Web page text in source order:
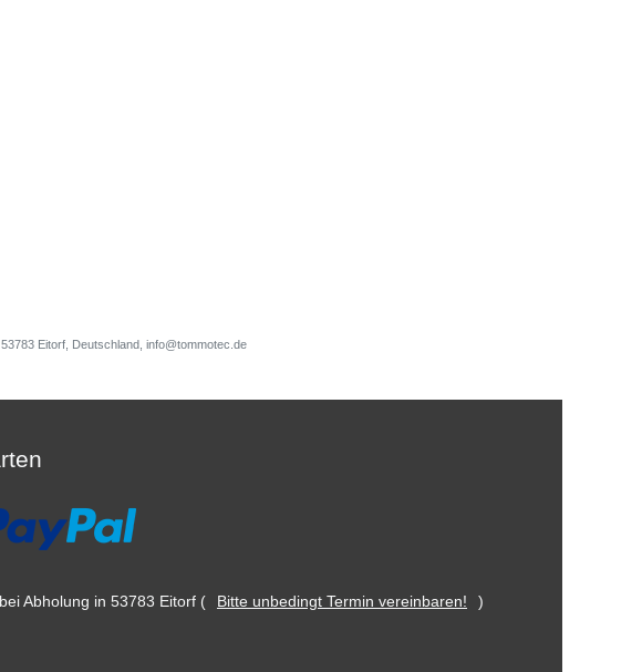
Eitorf, Deutschland, info@tommotec.de
Abholung in 53783 Eitorf (
Bitte unbedingt Termin vereinbaren! )